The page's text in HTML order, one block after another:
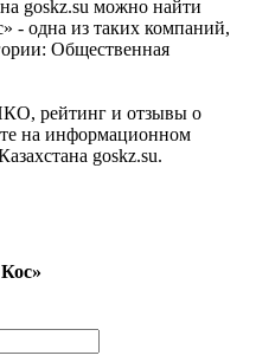
goskz.su можно найти
- одна из таких компаний,
Общественная
рейтинг и отзывы о
на информационном
goskz.su.